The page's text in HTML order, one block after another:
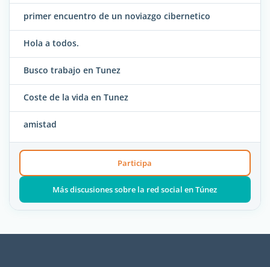
primer encuentro de un noviazgo cibernetico
Hola a todos.
Busco trabajo en Tunez
Coste de la vida en Tunez
amistad
Participa
Más discusiones sobre la red social en Túnez